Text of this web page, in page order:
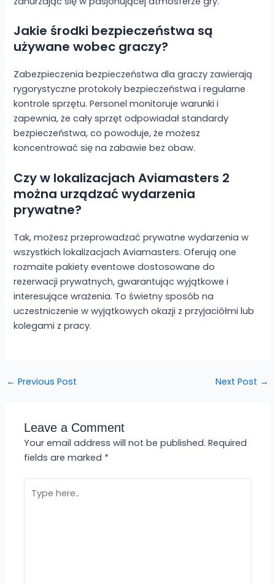
Jakie środki bezpieczeństwa są
używane wobec graczy?
Zabezpieczenia bezpieczeństwa dla graczy zawierają
rygorystyczne protokoły bezpieczeństwa i regularne
kontrole sprzętu. Personel monitoruje warunki i
zapewnia, że cały sprzęt odpowiadał standardy
bezpieczeństwa, co powoduje, że możesz
koncentrować się na zabawie bez obaw.
Czy w lokalizacjach Aviamasters 2
można urządzać wydarzenia
prywatne?
Tak, możesz przeprowadzać prywatne wydarzenia w
wszystkich lokalizacjach Aviamasters. Oferują one
rozmaite pakiety eventowe dostosowane do
rezerwacji prywatnych, gwarantując wyjątkowe i
interesujące wrażenia. To świetny sposób na
uczestniczenie w wyjątkowych okazji z przyjaciółmi lub
kolegami z pracy.
← Previous Post Next Post →
Leave a Comment
Your email address will not be published. Required
fields are marked *
here..